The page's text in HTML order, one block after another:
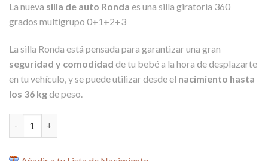
La nueva silla de auto Ronda es una silla giratoria 360
grados multigrupo 0+1+2+3
La silla Ronda está pensada para garantizar una gran
seguridad y comodidad de tu bebé a la hora de desplazarte
en tu vehículo, y se puede utilizar desde el nacimiento hasta
los 36 kgde peso.